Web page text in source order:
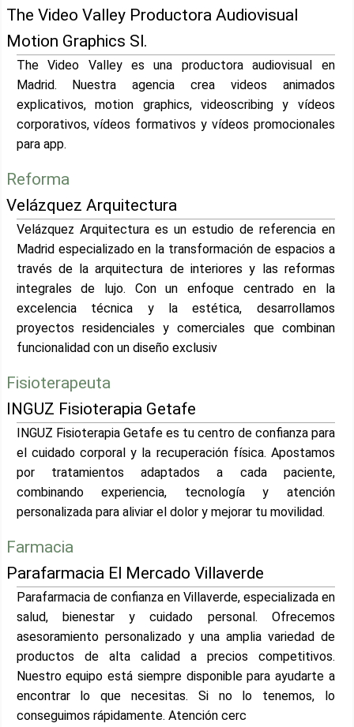
The Video Valley Productora Audiovisual
Motion Graphics Sl.
The Video Valley es una productora audiovisual en
Madrid. Nuestra agencia crea videos animados
explicativos, motion graphics, videoscribing y vídeos
corporativos, vídeos formativos y vídeos promocionales
para app.
Reforma
Velázquez Arquitectura
Velázquez Arquitectura es un estudio de referencia en
Madrid especializado en la transformación de espacios a
través de la arquitectura de interiores y las reformas
integrales de lujo. Con un enfoque centrado en la
excelencia técnica y la estética, desarrollamos
proyectos residenciales y comerciales que combinan
funcionalidad con un diseño exclusiv
Fisioterapeuta
INGUZ Fisioterapia Getafe
INGUZ Fisioterapia Getafe es tu centro de confianza para
el cuidado corporal y la recuperación física. Apostamos
por tratamientos adaptados a cada paciente,
combinando experiencia, tecnología y atención
personalizada para aliviar el dolor y mejorar tu movilidad.
Farmacia
Parafarmacia El Mercado Villaverde
Parafarmacia de confianza en Villaverde, especializada en
salud, bienestar y cuidado personal. Ofrecemos
asesoramiento personalizado y una amplia variedad de
productos de alta calidad a precios competitivos.
Nuestro equipo está siempre disponible para ayudarte a
encontrar lo que necesitas. Si no lo tenemos, lo
conseguimos rápidamente. Atención cerc